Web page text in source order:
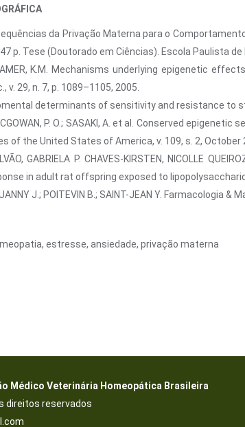
da Privação Materna para o
p. Tese (Doutorado em Ciências). Escola Paulista
K.M. Mechanisms underlying epigenetic
v. 29, n. 7, p. 1089–1105, 2005.
determinants of sensitivity and resistance to
P. O.; SASAKI, A. et al. Conserved
of the United States of America, v. 109, s. 2, October
GABRIELA P. CHAVES-KIRSTEN, NICOLLE
in adult rat offspring exposed to
J.; POITEVIN B.; SAINT-JEAN Y. Farmacologia
estresse, ansiedade, privação materna
Médico Veterinária Homeopática Brasileira
direitos reservados